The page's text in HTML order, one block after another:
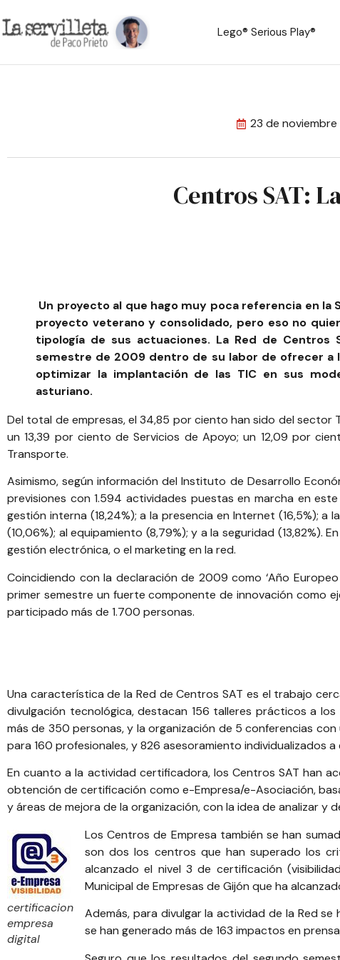
Lego® Serious Play®
23 de
Centros SAT:
Un proyecto al que hago muy poca referencia en la
proyecto veterano y consolidado, pero eso no
tipología de sus actuaciones. La Red de
semestre de 2009 dentro de su labor de ofrecer
optimizar la implantación de las TIC en sus
asturiano.
Del total de empresas, el 34,85 por ciento han sido del sector
un 13,39 por ciento de Servicios de Apoyo; un 12,09 por
Transporte.
Asimismo, según información delInstituto de Desarrollo
previsiones con 1.594 actividades puestas en marcha en
gestión interna (18,24%); a la presencia en Internet (16,5%); a
(10,06%); al equipamiento (8,79%); y a la seguridad
gestión electrónica, o el marketing en la red.
Coincidiendo con la declaración de 2009 como ‘Año
primer semestre un fuerte componente de innovación como
participado más de 1.700 personas.
Una característica de la Red de Centros SAT es el trabajo
divulgación tecnológica, destacan 156 talleres prácticos a
más de 350 personas, y la organización de 5 conferencias
para 160 profesionales, y 826 asesoramiento individualizados
En cuanto a la actividad certificadora, los Centros SAT han
obtención de certificación como e-Empresa/e-Asociación,
y áreas de mejora de la organización, con la idea de analizar
certificacion
empresa
digital
Los Centros de Empresa también se han
son dos los centros que han superado los
alcanzado el nivel 3 de certificación
Municipal de Empresas de Gijón que ha
Además, para divulgar la actividad de la Red
se han generado más de 163 impactos en